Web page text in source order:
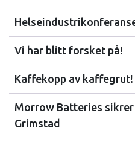
Vi har blitt forsket på!
Kaffekopp av kaffegrut!
Morrow Batteries
Grimstad